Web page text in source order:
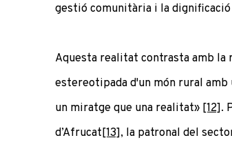
gestió comunitària i la
Aquesta realitat contrasta amb la
estereotipada d'un món rural
un miratge que una realitat» [12].
d’Afrucat[13], la patronal del